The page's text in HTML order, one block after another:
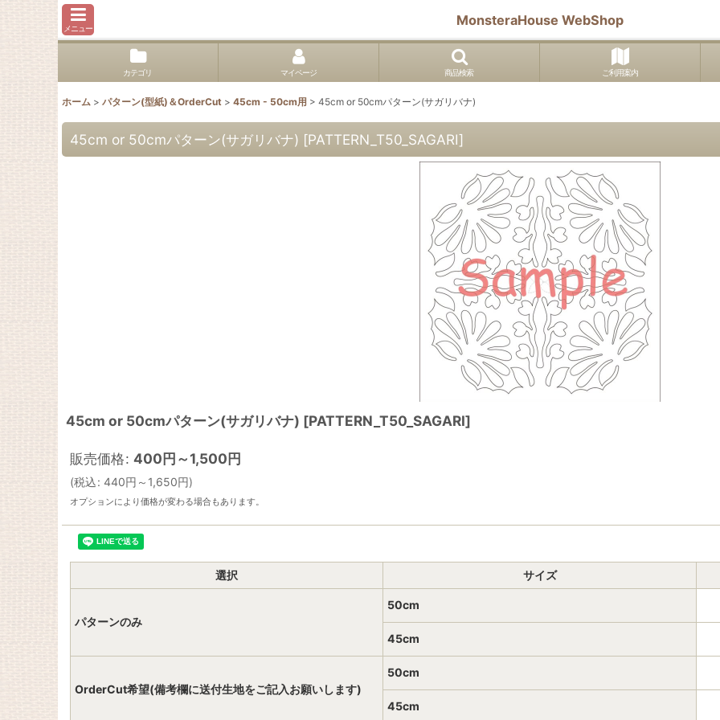
メニュー
MonsteraHouse WebShop
カテゴリ マイページ 商品検索 ご利用案内
ホーム > パターン(型紙)＆OrderCut > 45cm - 50cm用 > 45cm or 50cmパターン(サガリバナ)
45cm or 50cmパターン(サガリバナ) [PATTERN_T50_SAGARI]
45cm or 50cmパターン(サガリバナ) [PATTERN_T50_SAGARI]
販売価格: 400円～1,500円
(税込: 440円 ～1,650円)
オプションにより価格が変わる場合もあります。
選択 サイズ
パターンのみ
50cm
45cm
OrderCut希望(備考欄に送付生地をご記入お願いします)
50cm
45cm